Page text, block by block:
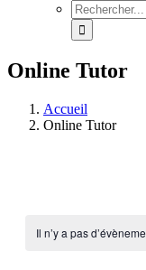
Rechercher:
Online Tutor
Accueil
Online Tutor
Il n’y a pas